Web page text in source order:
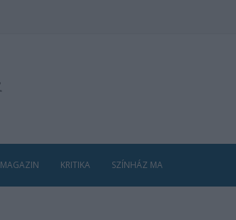
MAGAZIN KRITIKA SZÍNHÁZ MA